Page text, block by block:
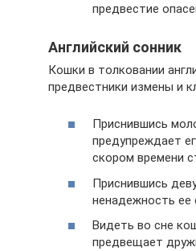
предвестие
Английский сонник
Кошки в толковании
предвестники измены и
Приснившись
предупреждает
скором времени
Приснившись
ненадежность ее
Видеть во сне
предвещает